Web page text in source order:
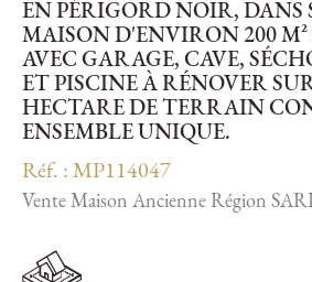
EN PÉRIGORD NOIR, DANS
MAISON D'ENVIRON 200
AVEC GARAGE, CAVE,
ET PISCINE À RÉNOVER
HECTARE DE TERRAIN
ENSEMBLE UNIQUE.
Réf. : MP114047
Vente Maison Ancienne Région